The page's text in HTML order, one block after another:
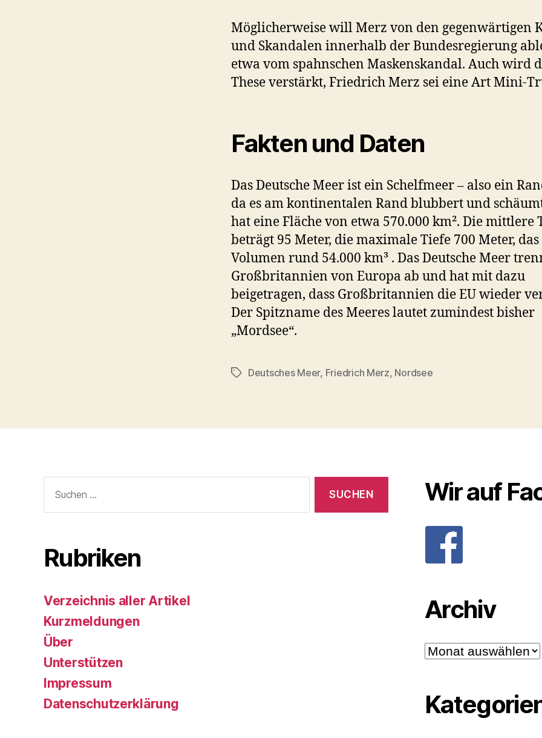
Möglicherweise will Merz von den gegenwärtigen
und Skandalen innerhalb der Bundesregierung
etwa vom spahnschen Maskenskandal. Auch wird
These verstärkt, Friedrich Merz sei eine Art Mini-
Fakten und Daten
Das Deutsche Meer ist ein Schelfmeer – also ein
da es am kontinentalen Rand blubbert und
hat eine Fläche von etwa 570.000 km². Die mittlere
beträgt 95 Meter, die maximale Tiefe 700 Meter, das
Volumen rund 54.000 km³ . Das Deutsche Meer
Großbritannien von Europa ab und hat mit dazu
beigetragen, dass Großbritannien die EU wieder
Der Spitzname des Meeres lautet zumindest bisher
„Mordsee“.
Schlagwörter
Deutsches Meer, Friedrich Merz, Nordsee
nach:
Rubriken
Verzeichnis aller Artikel
Kurzmeldungen
Über
Unterstützen
Impressum
Datenschutzerklärung
Wir auf
Archiv
Archiv